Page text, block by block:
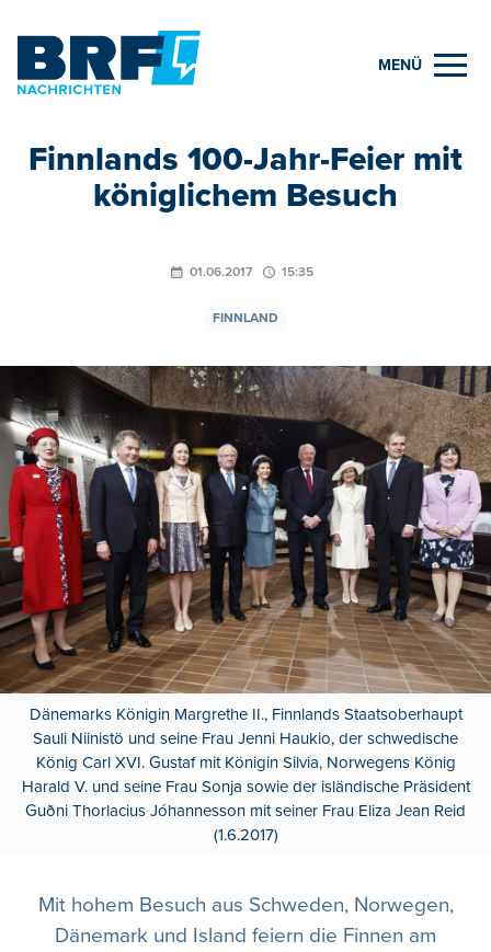
MENÜ
Finnlands 100-Jahr-Feier mit
königlichem Besuch
01.06.2017 15:35
FINNLAND
Dänemarks Königin Margrethe II., Finnlands Staatsoberhaupt
Sauli Niinistö und seine Frau Jenni Haukio, der schwedische
König Carl XVI. Gustaf mit Königin Silvia, Norwegens König
Harald V. und seine Frau Sonja sowie der isländische Präsident
Guðni Thorlacius Jóhannesson mit seiner Frau Eliza Jean Reid
(1.6.2017)
Mit hohem Besuch aus Schweden, Norwegen,
Dänemark und Island feiern die Finnen am